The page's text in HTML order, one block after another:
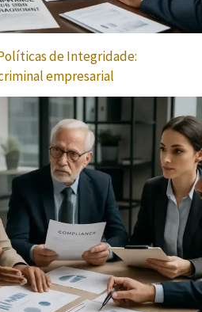
de Integridade:
empresarial